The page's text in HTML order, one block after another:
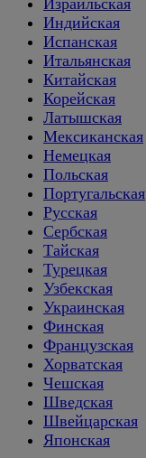
Индийская
Испанская
Итальянская
Китайская
Корейская
Латышская
Мексиканская
Немецкая
Польская
Португальская
Русская
Сербская
Тайская
Турецкая
Узбекская
Украинская
Финская
Французская
Хорватская
Чешская
Шведская
Швейцарская
Японская